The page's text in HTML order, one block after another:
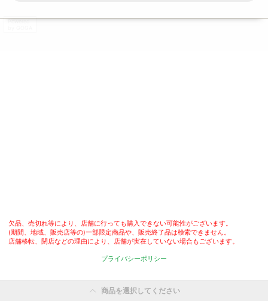
Powered
欠品、売切れ等により、店舗に行っても購入できない可能性がございます。
(期間、地域、販売店等の)一部限定商品や、販売終了品は検索できません。
店舗移転、閉店などの理由により、店舗が実在していない場合もございます。
プライバシーポリシー
商品を選択してください